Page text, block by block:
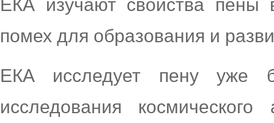
ЕКА изучают свойства пены
помех для образования и
ЕКА исследует пену уже
исследования